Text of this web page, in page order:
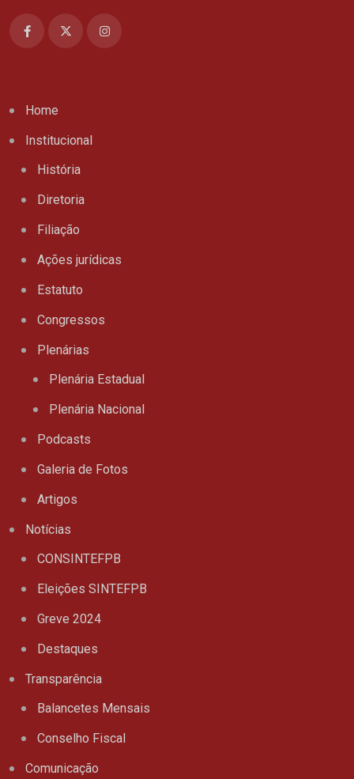
Home
Institucional
História
Diretoria
Filiação
Ações jurídicas
Estatuto
Congressos
Plenárias
Plenária Estadual
Plenária Nacional
Podcasts
Galeria de Fotos
Artigos
Notícias
CONSINTEFPB
Eleições SINTEFPB
Greve 2024
Destaques
Transparência
Balancetes Mensais
Conselho Fiscal
Comunicação